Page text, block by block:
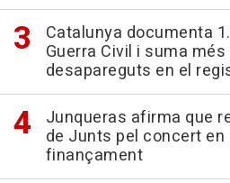
Catalunya documenta
Guerra Civil i suma més
desapareguts en el
Junqueras afirma que
de Junts pel concert
finançament